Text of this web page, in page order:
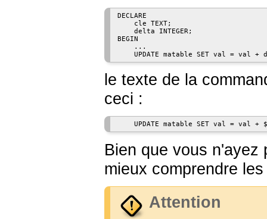
DECLARE
    cle TEXT;
    delta INTEGER;
BEGIN
    ...
le texte de la
ceci :
Bien que vous n'ayez
mieux comprendre
Attention